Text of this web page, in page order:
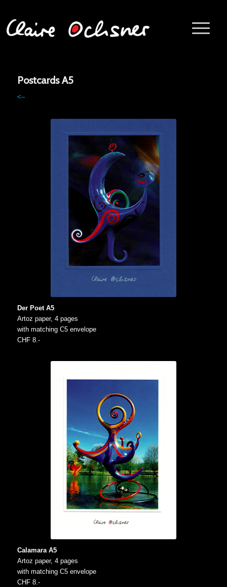
Postcards A5
<–
Der Poet A5
Artoz paper, 4 pages
with matching C5 envelope
CHF 8.-
Calamara A5
Artoz paper, 4 pages
with matching C5 envelope
CHF 8.-